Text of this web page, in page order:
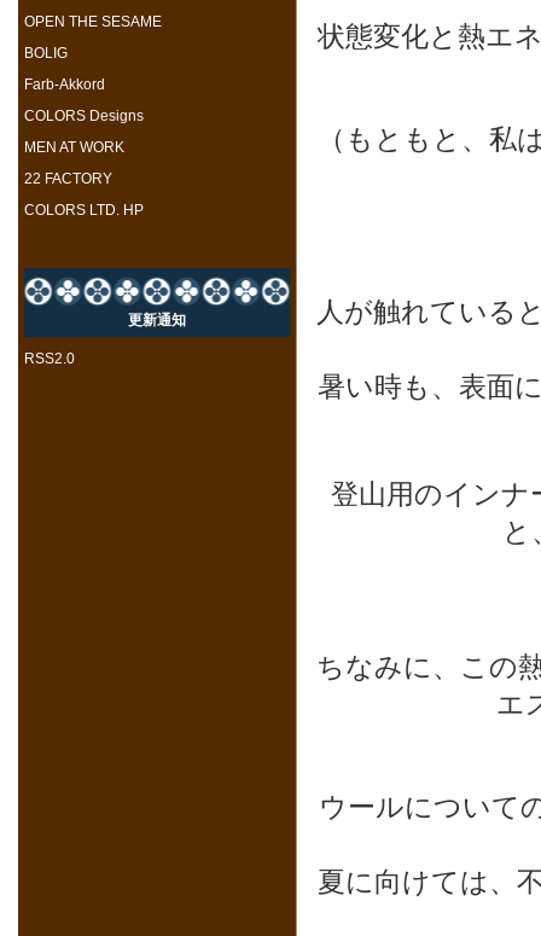
状態変化と熱エ
（もともと、私
人が触れている
暑い時も、表面
登山用のインナ
ちなみに、この
エ
ウールについて
夏に向けては、
OPEN THE SESAME
BOLIG
Farb-Akkord
COLORS Designs
MEN AT WORK
22 FACTORY
COLORS LTD. HP
更新通知
RSS2.0